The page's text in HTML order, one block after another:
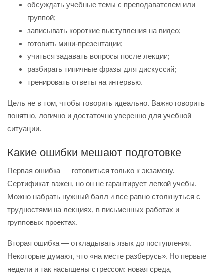
обсуждать учебные темы с преподавателем или
группой;
записывать короткие выступления на видео;
готовить мини-презентации;
учиться задавать вопросы после лекции;
разбирать типичные фразы для дискуссий;
тренировать ответы на интервью.
Цель не в том, чтобы говорить идеально. Важно говорить
понятно, логично и достаточно уверенно для учебной
ситуации.
Какие ошибки мешают подготовке
Первая ошибка — готовиться только к экзамену.
Сертификат важен, но он не гарантирует легкой учебы.
Можно набрать нужный балл и все равно столкнуться с
трудностями на лекциях, в письменных работах и
групповых проектах.
Вторая ошибка — откладывать язык до поступления.
Некоторые думают, что «на месте разберусь». Но первые
недели и так насыщены стрессом: новая среда,